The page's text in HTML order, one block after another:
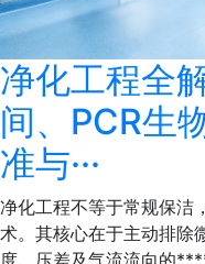
净化工程全
间、PCR生
准与···
净化工程不等于常规保洁
术。其核心在于主动排除